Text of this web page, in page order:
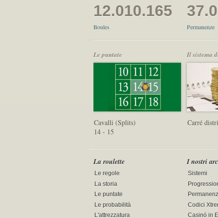
12.010.165
Boules Permanenze
Le puntate
Cavalli (Splits)
14 - 15
Il sistema
Carré
La roulette
Le regole
La storia
Le puntate
Le probabilità
L'attrezzatura
I nostri
Sistemi
Codici
Casinó in